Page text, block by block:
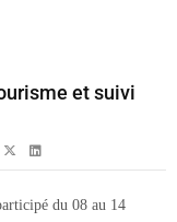
et suivi
du 08 au 14